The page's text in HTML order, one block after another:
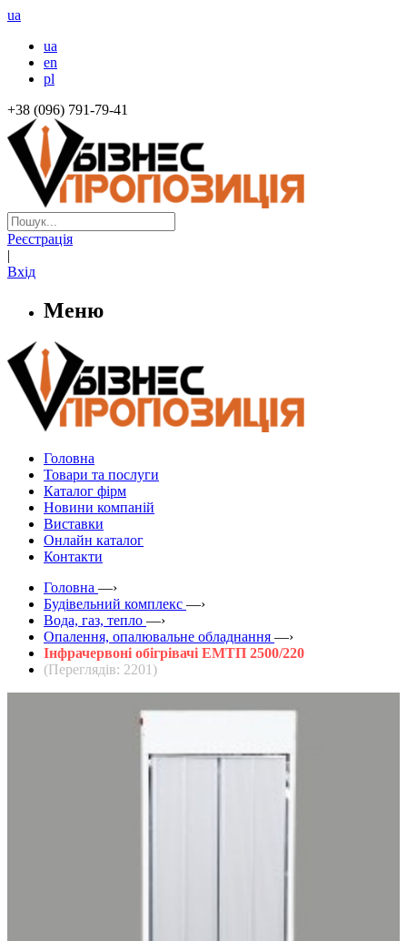
ua
ua
en
pl
+38 (096) 791-79-41
Реєстрація
|
Вхід
Меню
Головна
Товари та послуги
Каталог фірм
Новини компаній
Виставки
Онлайн каталог
Контакти
Головна —›
Будівельний комплекс —›
Вода, газ, тепло —›
Опалення, опалювальне обладнання —›
Інфрачервоні обігрівачі ЕМТП 2500/220
(Переглядів: 2201)